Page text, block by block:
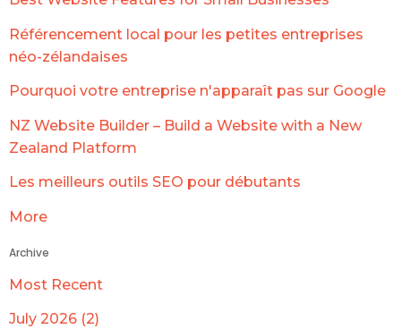
Référencement local pour les petites entreprises
néo-zélandaises
Pourquoi votre entreprise n'apparaît pas sur Google
NZ Website Builder – Build a Website with a New
Zealand Platform
Les meilleurs outils SEO pour débutants
More
Archive
Most Recent
July 2026 (2)